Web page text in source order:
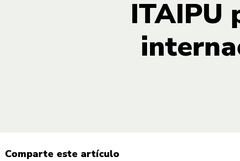
ITAIPU
Comparte este artículo